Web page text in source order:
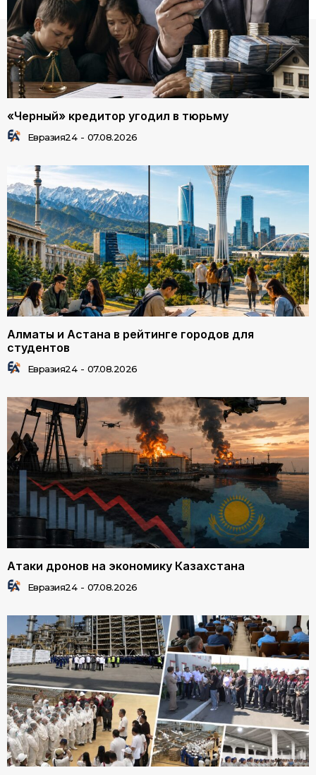
«Черный» кредитор угодил в тюрьму
Евразия24 - 07.08.2026
Алматы и Астана в рейтинге городов для
студентов
Евразия24 - 07.08.2026
Атаки дронов на экономику Казахстана
Евразия24 - 07.08.2026